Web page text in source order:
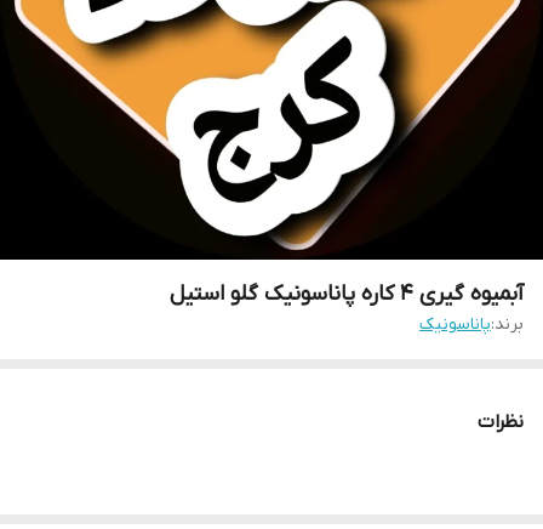
آبمیوه گیری ۴ کاره پاناسونیک گلو استیل
برند:پاناسونیک
نظرات